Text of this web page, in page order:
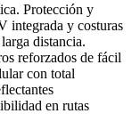
Protección y
integrada y costuras
distancia.
reforzados de fácil
con total
en rutas